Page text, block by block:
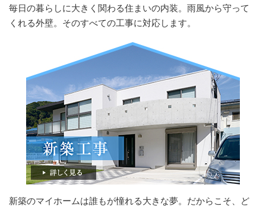
毎日の暮らしに大きく関わる住まいの内装。雨風から守って
くれる外壁。そのすべての工事に対応します。
新築のマイホームは誰もが憧れる大きな夢。だからこそ、ど